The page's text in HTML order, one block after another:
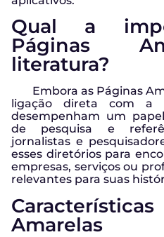
Qual a
Páginas
literatura?
Embora as Páginas
ligação direta com a
desempenham um
de pesquisa e
jornalistas e
esses diretórios para
empresas, serviços ou
relevantes para suas
Amarelas